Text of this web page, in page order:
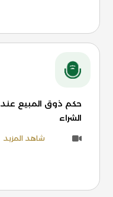
حكم ذوق المبيع عند
الشراء
شاهد المزيد